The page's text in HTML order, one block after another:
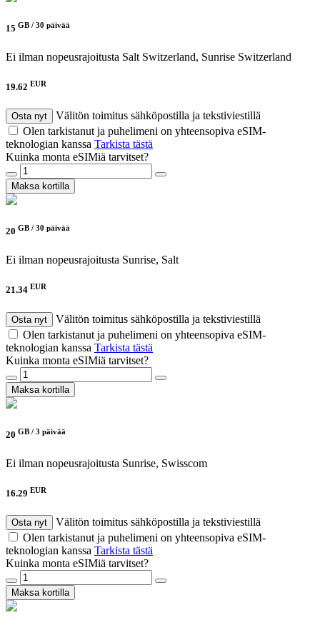
15 GB / 30 päivää
Ei ilman nopeusrajoitusta Salt Switzerland, Sunrise Switzerland
19.62 EUR
Osta nyt
Välitön toimitus sähköpostilla ja tekstiviestillä
Olen tarkistanut ja puhelimeni on yhteensopiva eSIM-
teknologian kanssa Tarkista tästä
Kuinka monta eSIMiä tarvitset?
Maksa kortilla
20 GB / 30 päivää
Ei ilman nopeusrajoitusta Sunrise, Salt
21.34 EUR
Osta nyt
Välitön toimitus sähköpostilla ja tekstiviestillä
Olen tarkistanut ja puhelimeni on yhteensopiva eSIM-
teknologian kanssa Tarkista tästä
Kuinka monta eSIMiä tarvitset?
Maksa kortilla
20 GB / 3 päivää
Ei ilman nopeusrajoitusta Sunrise, Swisscom
16.29 EUR
Osta nyt
Välitön toimitus sähköpostilla ja tekstiviestillä
Olen tarkistanut ja puhelimeni on yhteensopiva eSIM-
teknologian kanssa Tarkista tästä
Kuinka monta eSIMiä tarvitset?
Maksa kortilla